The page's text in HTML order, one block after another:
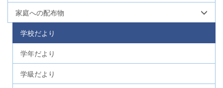
家庭への配布物
学校だより
学年だより
学級だより